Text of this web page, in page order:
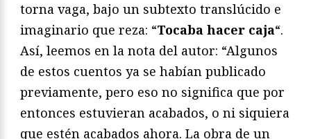
torna vaga, bajo un subtexto translúcido e
imaginario que reza: “Tocaba hacer caja“.
Así, leemos en la nota del autor: “Algunos
de estos cuentos ya se habían publicado
previamente, pero eso no significa que por
entonces estuvieran acabados, o ni siquiera
que estén acabados ahora. La obra de un